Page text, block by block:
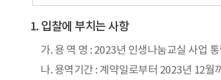
입찰에 부치는 사항
가. 용 역 명 : 2023년 인생나눔교실 사업
나. 용역기간 : 계약일로부터 2023년 12월